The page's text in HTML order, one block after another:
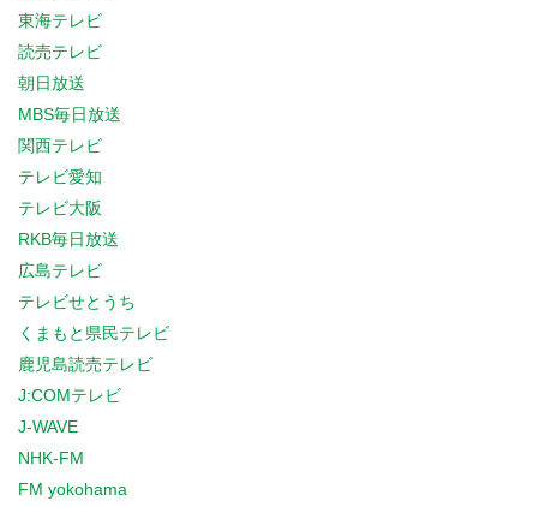
東海テレビ
読売テレビ
朝日放送
MBS毎日放送
関西テレビ
テレビ愛知
テレビ大阪
RKB毎日放送
広島テレビ
テレビせとうち
くまもと県民テレビ
鹿児島読売テレビ
J:COMテレビ
J-WAVE
NHK-FM
FM yokohama